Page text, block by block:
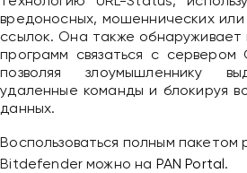
вредоносных, мошеннических
ссылок. Она также обнаруживает
программ связаться с сервером
позволяя злоумышленнику
удаленные команды и блокируя
данных.
Воспользоваться полным пакетом
Bitdefender можно на PAN Portal .
Привіт 👋, чим тобі